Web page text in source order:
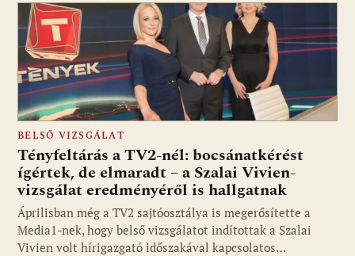
BELSŐ VIZSGÁLAT
Tényfeltárás a TV2-nél: bocsánatkérést
ígértek, de elmaradt – a Szalai Vivien-
vizsgálat eredményéről is hallgatnak
Áprilisban még a TV2 sajtóosztálya is megerősítette a
Media1-nek, hogy belső vizsgálatot indítottak a Szalai
Vivien volt hírigazgató időszakával kapcsolatos…